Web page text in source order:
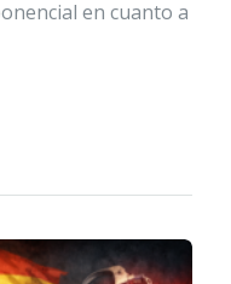
en cuanto a